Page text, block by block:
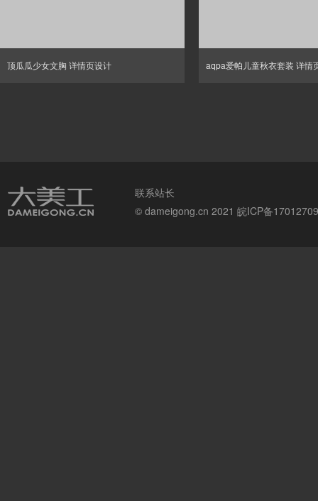
顶瓜瓜少女文胸 详情页设计 aqpa爱帕儿童秋衣套装 详情
联系站长
© dameigong.cn 2021 皖ICP备